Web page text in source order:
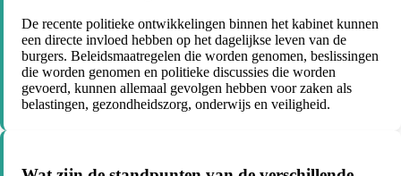
De recente politieke ontwikkelingen binnen het kabinet kunnen
een directe invloed hebben op het dagelijkse leven van de
burgers. Beleidsmaatregelen die worden genomen, beslissingen
die worden genomen en politieke discussies die worden
gevoerd, kunnen allemaal gevolgen hebben voor zaken als
belastingen, gezondheidszorg, onderwijs en veiligheid.